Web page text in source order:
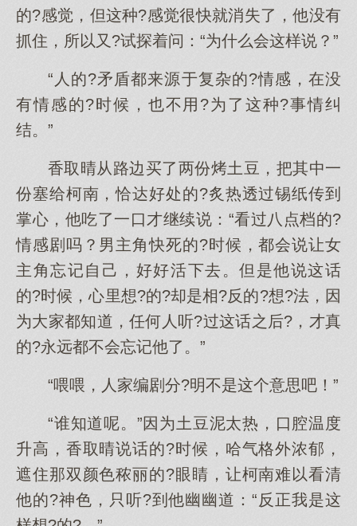
的?感觉，但这种?感觉很快就消失了，他没有
抓住，所以又?试探着问：“为什么会这样说？”
“人的?矛盾都来源于复杂的?情感，在没
有情感的?时候，也不用?为了这种?事情纠
结。”
香取晴从路边买了两份烤土豆，把其中一
份塞给柯南，恰达好处的?炙热透过锡纸传到
掌心，他吃了一口才继续说：“看过八点档的?
情感剧吗？男主角快死的?时候，都会说让女
主角忘记自己，好好活下去。但是他说这话
的?时候，心里想?的?却是相?反的?想?法，因
为大家都知道，任何人听?过这话之后?，才真
的?永远都不会忘记他了。”
“喂喂，人家编剧分?明不是这个意思吧！”
“谁知道呢。”因为土豆泥太热，口腔温度
升高，香取晴说话的?时候，哈气格外浓郁，
遮住那双颜色秾丽的?眼睛，让柯南难以看清
他的?神色，只听?到他幽幽道：“反正我是这